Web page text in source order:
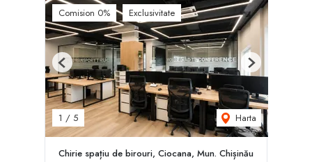
Comision 0% Exclusivitate
1 / 5 Harta
Previous Next
Chirie spațiu de birouri, Ciocana, Mun. Chișinău